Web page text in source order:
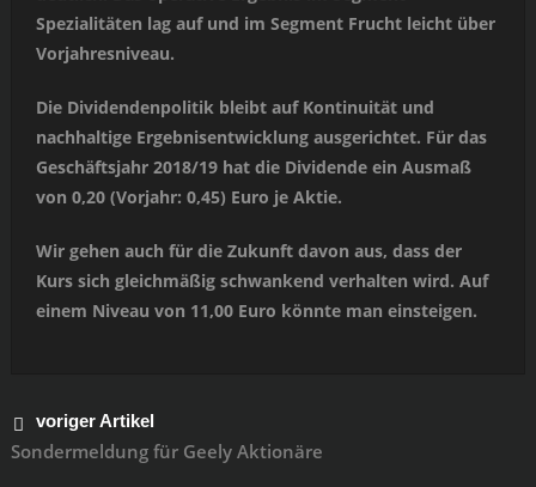
Spezialitäten lag auf und im Segment Frucht leicht über
Vorjahresniveau.
Die Dividendenpolitik bleibt auf Kontinuität und
nachhaltige Ergebnisentwicklung ausgerichtet. Für das
Geschäftsjahr 2018/19 hat die Dividende ein Ausmaß
von 0,20 (Vorjahr: 0,45) Euro je Aktie.
Wir gehen auch für die Zukunft davon aus, dass der
Kurs sich gleichmäßig schwankend verhalten wird. Auf
einem Niveau von 11,00 Euro könnte man einsteigen.
voriger Artikel
Sondermeldung für Geely Aktionäre